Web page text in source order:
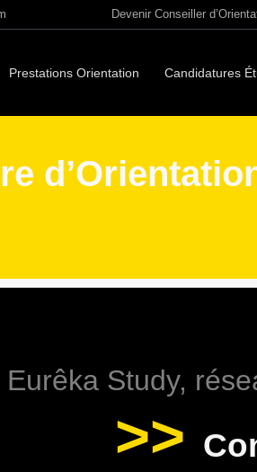
Devenir Conseiller
Prestations Orientation Candidatures
Eurêka Study,
>>